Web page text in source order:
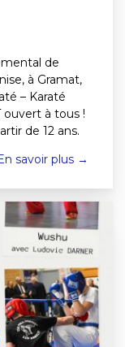
de
à Gramat,
– Karaté
ouvert à tous !
de 12 ans.
savoir plus →